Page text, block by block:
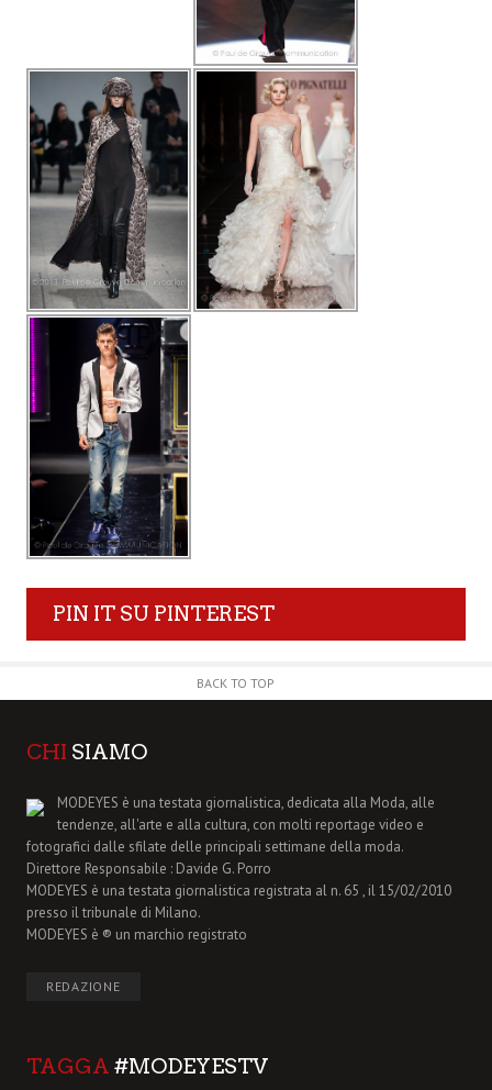
PIN IT SU PINTEREST
BACK TO TOP
CHI SIAMO
MODEYES è una testata giornalistica, dedicata alla Moda, alle
tendenze, all'arte e alla cultura, con molti reportage video e
fotografici dalle sfilate delle principali settimane della moda.
Direttore Responsabile : Davide G. Porro
MODEYES è una testata giornalistica registrata al n. 65 , il 15/02/2010
presso il tribunale di Milano.
MODEYES è ® un marchio registrato
REDAZIONE
TAGGA #MODEYESTV